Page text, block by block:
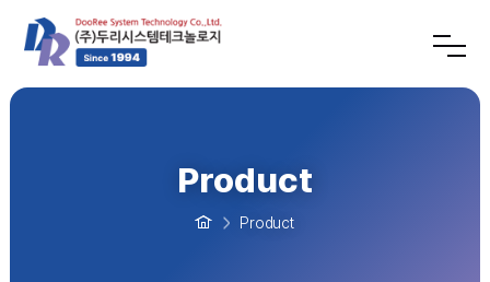
Product
Product